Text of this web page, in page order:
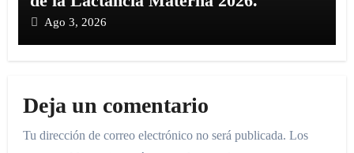
Ago 3, 2026
Deja un comentario
Tu dirección de correo electrónico no será publicada. Los